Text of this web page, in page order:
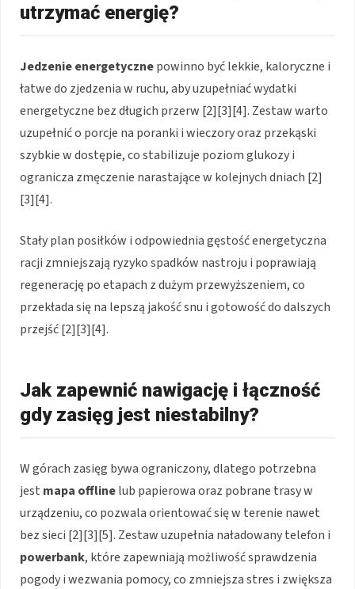
utrzymać energię?
Jedzenie energetycznepowinno być lekkie, kaloryczne i
łatwe do zjedzenia w ruchu, aby uzupełniać wydatki
energetyczne bez długich przerw [2][3][4]. Zestaw warto
uzupełnić o porcje na poranki i wieczory oraz przekąski
szybkie w dostępie, co stabilizuje poziom glukozy i
ogranicza zmęczenie narastające w kolejnych dniach [2]
[3][4].
Stały plan posiłków i odpowiednia gęstość energetyczna
racji zmniejszają ryzyko spadków nastroju i poprawiają
regenerację po etapach z dużym przewyższeniem, co
przekłada się na lepszą jakość snu i gotowość do dalszych
przejść [2][3][4].
Jak zapewnić nawigację i łączność
gdy zasięg jest niestabilny?
W górach zasięg bywa ograniczony, dlatego potrzebna
jest mapa offlinelub papierowa oraz pobrane trasy w
urządzeniu, co pozwala orientować się w terenie nawet
bez sieci [2][3][5]. Zestaw uzupełnia naładowany telefon i
powerbank, które zapewniają możliwość sprawdzenia
pogody i wezwania pomocy, co zmniejsza stres i zwiększa